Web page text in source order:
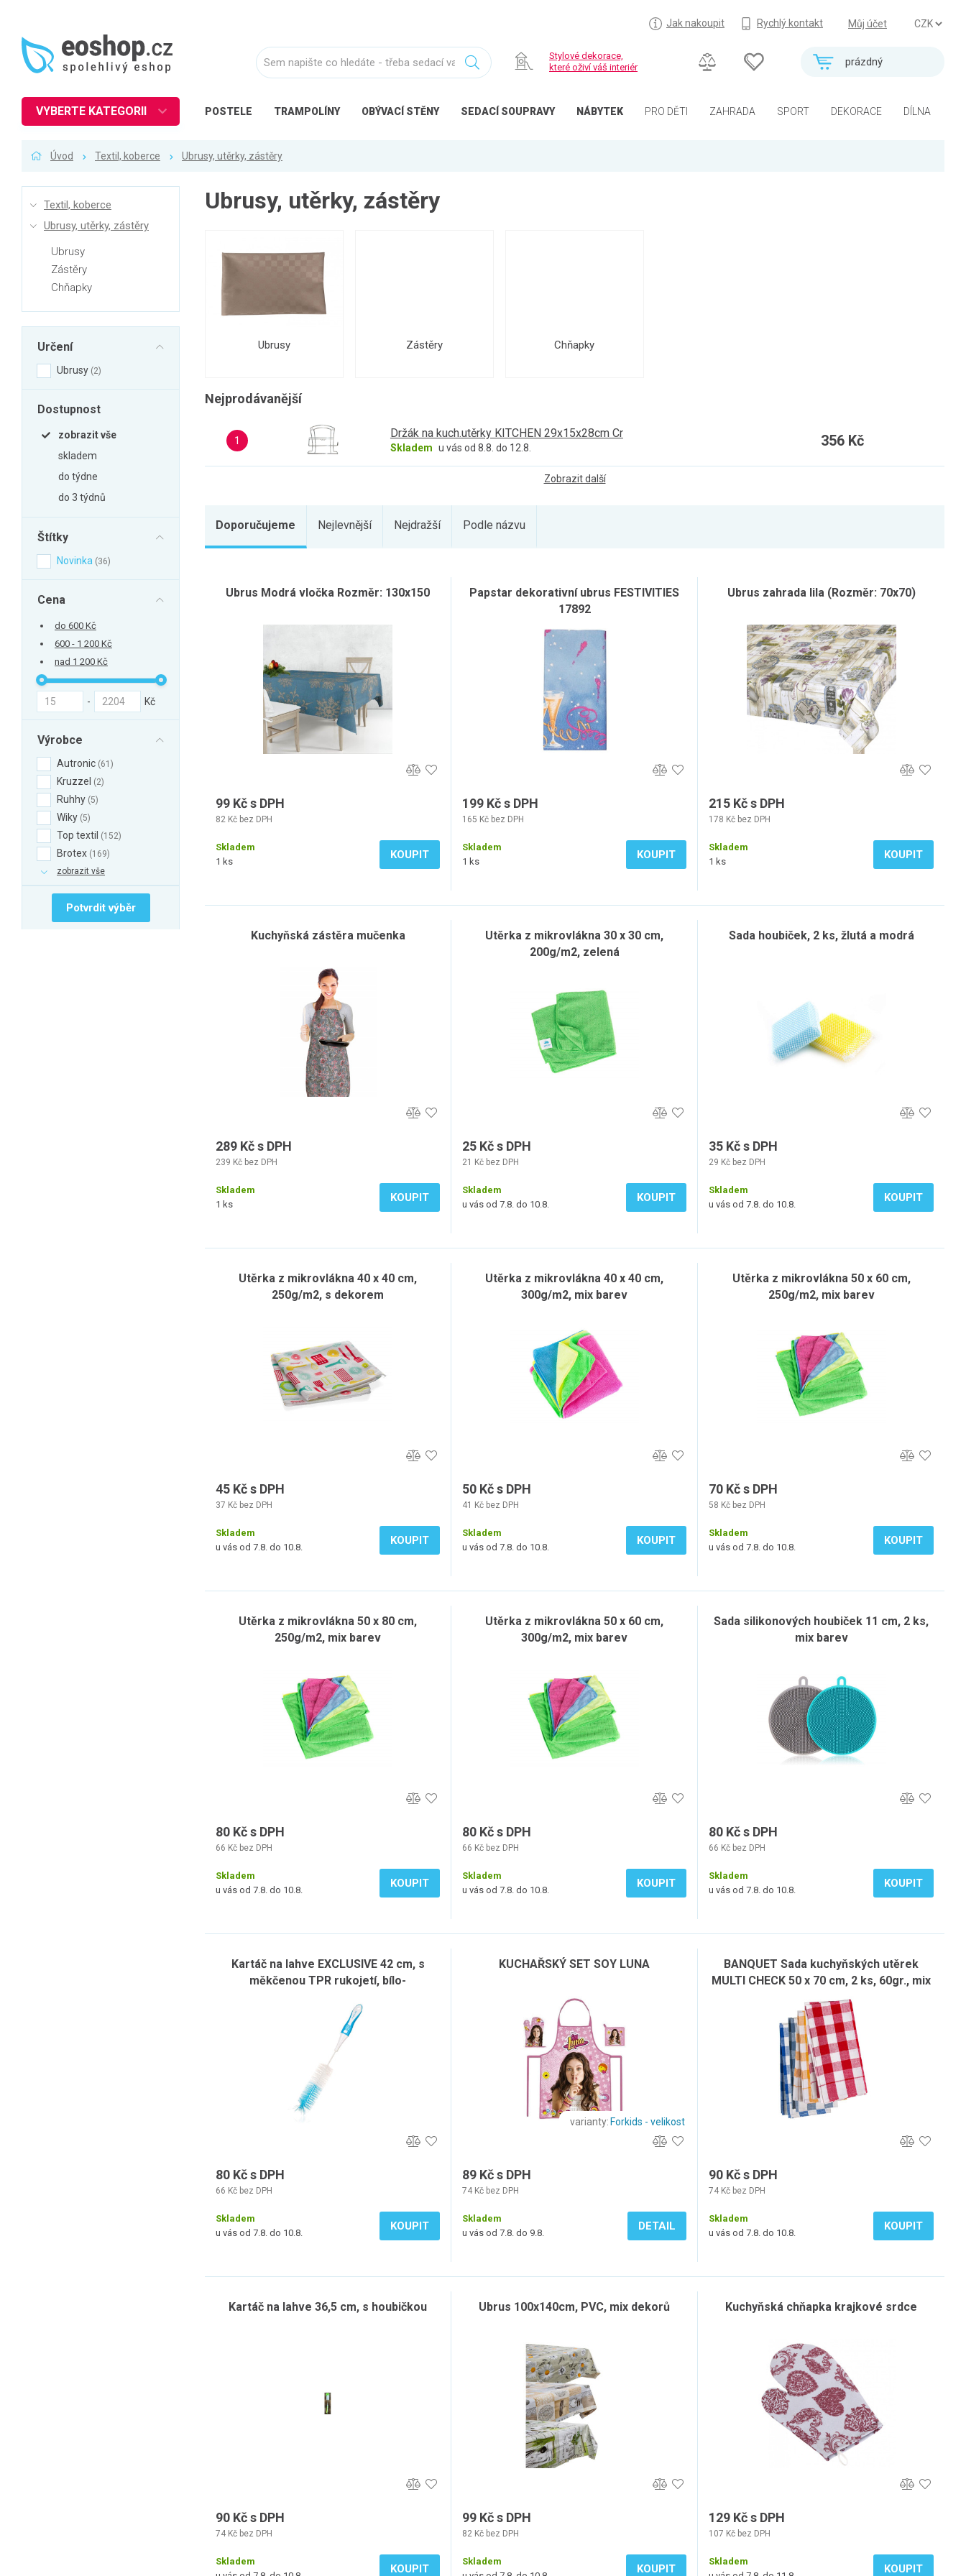
Můj účet
Jak nakoupit Rychlý kontakt
prázdný
Stylové dekorace,
které oživí váš interiér
POSTELE TRAMPOLÍNY OBÝVACÍ STĚNY SEDACÍ SOUPRAVY NÁBYTEK PRO DĚTI ZAHRADA SPORT DEKORACE DÍLNA
VYBERTE KATEGORII
Předsíň a chodba
Pracovna a kancelář
Zahrada
Balkon a terasa
Dílna
Sport, outdoor
Všechny kategorie
Úvod Textil, koberce Ubrusy, utěrky, zástěry
Textil, koberce
Ubrusy, utěrky, zástěry
Ubrusy
Zástěry
Chňapky
Určení
Ubrusy 2
Dostupnost
zobrazit vše
skladem
do týdne
do 3 týdnů
Štítky
Novinka 36
Cena
do 600 Kč
600 - 1 200 Kč
nad 1 200 Kč
- Kč
Výrobce
Autronic 61
Kruzzel 2
Ruhhy 5
Wiky 5
Top textil 152
Brotex 169
zobrazit vše
Potvrdit výběr
Ubrusy, utěrky, zástěry
Ubrusy Zástěry Chňapky
Nejprodávanější
1
Držák na kuch.utěrky KITCHEN 29x15x28cm Cr
Skladem u vás od 8.8. do 12.8. 356 Kč
Zobrazit další
Doporučujeme Nejlevnější Nejdražší Podle názvu
Ubrus Modrá vločka Rozměr: 130x150
99 Kč s DPH
82 Kč bez DPH
Skladem
1 ks
KOUPIT
Papstar dekorativní ubrus FESTIVITIES
17892
199 Kč s DPH
165 Kč bez DPH
Skladem
1 ks
KOUPIT
Ubrus zahrada lila (Rozměr: 70x70)
215 Kč s DPH
178 Kč bez DPH
Skladem
1 ks
KOUPIT
Kuchyňská zástěra mučenka
289 Kč s DPH
239 Kč bez DPH
Skladem
1 ks
KOUPIT
Utěrka z mikrovlákna 30 x 30 cm,
200g/m2, zelená
25 Kč s DPH
21 Kč bez DPH
Skladem
u vás od 7.8. do 10.8.
KOUPIT
Sada houbiček, 2 ks, žlutá a modrá
35 Kč s DPH
29 Kč bez DPH
Skladem
u vás od 7.8. do 10.8.
KOUPIT
Utěrka z mikrovlákna 40 x 40 cm,
250g/m2, s dekorem
45 Kč s DPH
37 Kč bez DPH
Skladem
u vás od 7.8. do 10.8.
KOUPIT
Utěrka z mikrovlákna 40 x 40 cm,
300g/m2, mix barev
50 Kč s DPH
41 Kč bez DPH
Skladem
u vás od 7.8. do 10.8.
KOUPIT
Utěrka z mikrovlákna 50 x 60 cm,
250g/m2, mix barev
70 Kč s DPH
58 Kč bez DPH
Skladem
u vás od 7.8. do 10.8.
KOUPIT
Utěrka z mikrovlákna 50 x 80 cm,
250g/m2, mix barev
80 Kč s DPH
66 Kč bez DPH
Skladem
u vás od 7.8. do 10.8.
KOUPIT
Utěrka z mikrovlákna 50 x 60 cm,
300g/m2, mix barev
80 Kč s DPH
66 Kč bez DPH
Skladem
u vás od 7.8. do 10.8.
KOUPIT
Sada silikonových houbiček 11 cm, 2 ks,
mix barev
80 Kč s DPH
66 Kč bez DPH
Skladem
u vás od 7.8. do 10.8.
KOUPIT
Kartáč na lahve EXCLUSIVE 42 cm, s
měkčenou TPR rukojetí, bílo-
80 Kč s DPH
66 Kč bez DPH
Skladem
u vás od 7.8. do 10.8.
KOUPIT
KUCHAŘSKÝ SET SOY LUNA
varianty: Forkids - velikost
89 Kč s DPH
74 Kč bez DPH
Skladem
u vás od 7.8. do 9.8.
DETAIL
BANQUET Sada kuchyňských utěrek
MULTI CHECK 50 x 70 cm, 2 ks, 60gr., mix
barev
90 Kč s DPH
74 Kč bez DPH
Skladem
u vás od 7.8. do 10.8.
KOUPIT
Kartáč na lahve 36,5 cm, s houbičkou
90 Kč s DPH
74 Kč bez DPH
Skladem
KOUPIT
Ubrus 100x140cm, PVC, mix dekorů
99 Kč s DPH
82 Kč bez DPH
Skladem
KOUPIT
Kuchyňská chňapka krajkové srdce
129 Kč s DPH
107 Kč bez DPH
Skladem
KOUPIT